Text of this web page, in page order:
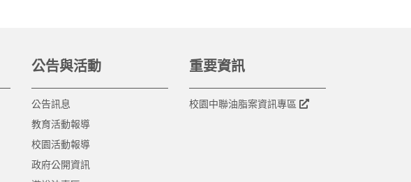
公告與活動
公告訊息
教育活動報導
校園活動報導
政府公開資訊
重要資訊
校園中聯油脂案資訊專區